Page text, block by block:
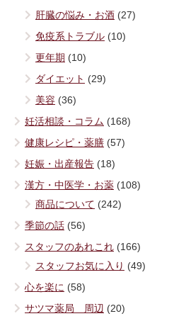
肝臓の悩み・お酒 (27)
免疫系トラブル (10)
更年期 (10)
ダイエット (29)
美容 (36)
妊活相談・コラム (168)
健康レシピ・薬膳 (57)
妊娠・出産報告 (18)
漢方・中医学・お薬 (108)
商品について (242)
季節の話 (56)
スタッフのあれこれ (166)
スタッフお気に入り (49)
心を楽に (58)
サツマ薬局 周辺 (20)